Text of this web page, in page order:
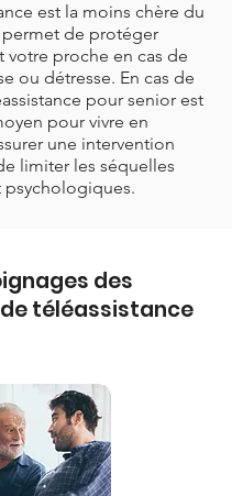
est la moins chère du
permet de protéger
votre proche en cas de
ou détresse. En cas de
pour senior est
pour vivre en
une intervention
limiter les séquelles
psychologiques.
des
téléassistance